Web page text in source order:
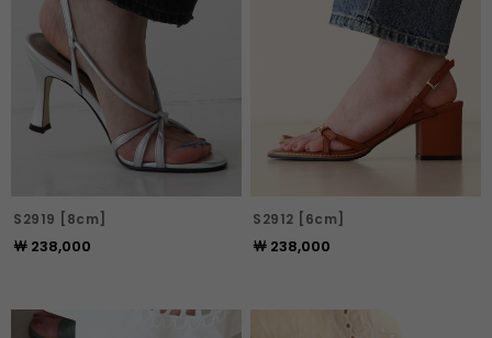
S2919 [8cm]
￦ 238,000
S2912 [6cm]
￦ 238,000